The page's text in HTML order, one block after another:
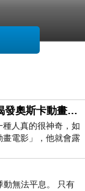
【電影圈八卦】：媒體揭發奧斯卡動畫項目投票醜聞！好萊塢為什麼看不起動畫電影？
人真的很神奇，如
電影」，他就會露
不是陪小
動無法平息。 只有